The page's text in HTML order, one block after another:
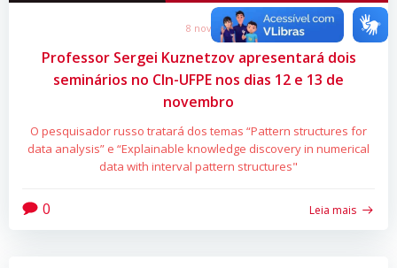
8 nov
Professor Sergei Kuznetzov apresentará dois
seminários no CIn-UFPE nos dias 12 e 13 de
novembro
O pesquisador russo tratará dos temas “Pattern structures for
data analysis” e “Explainable knowledge discovery in numerical
data with interval pattern structures"
0 Leia mais